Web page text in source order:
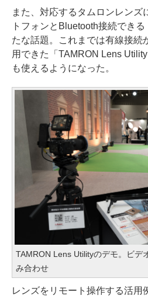
また、対応するタムロンレンズ
トフォンとBluetooth接続でき
たな話題。これまでは有線接続
用できた「TAMRON Lens
も使えるようになった。
TAMRON Lens Utilityのデモ。ビデ
み合わせ
レンズをリモート操作する活用